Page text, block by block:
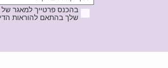
בהכנס פרטייך למאגר
שלך בהתאם להוראות הדין, ולקבל